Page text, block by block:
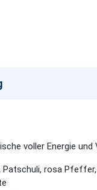
voller Energie
Patschuli, rosa